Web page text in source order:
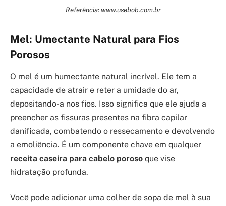
Referência: www.usebob.com.br
Mel: Umectante Natural para Fios
Porosos
O mel é um humectante natural incrível. Ele tem a
capacidade de atrair e reter a umidade do ar,
depositando-a nos fios. Isso significa que ele ajuda a
preencher as fissuras presentes na fibra capilar
danificada, combatendo o ressecamento e devolvendo
a emoliência. É um componente chave em qualquer
receita caseira para cabelo poroso que vise
hidratação profunda.
Você pode adicionar uma colher de sopa de mel à sua